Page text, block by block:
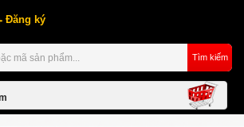
Đăng ký
Tìm kiếm